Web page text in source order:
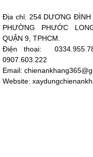
Địa chỉ: 254 DƯƠNG ĐÌNH
PHƯỜNG PHƯỚC
QUẬN 9, TPHCM.
Điện thoại:
0907.603.222
Email:
Website: